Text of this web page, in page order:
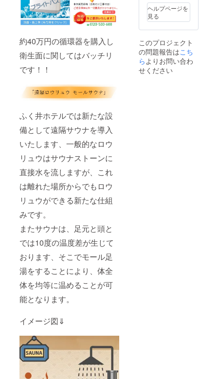
約40万円の循環器を購入し
衛生面に関してはバッチリ
です！！
ふく井ホテルでは新たな設
備として遠隔サウナを導入
いたします、一般的なロウ
リュウはサウナストーンに
直接水を流しますが、これ
は離れた場所からでもロウ
リュウができる新たな仕組
みです。
またサウナは、足元と頭と
では10度の温度差が生じて
おります、そこでモール足
湯をすることにより、体全
体を均等に温めることが可
能となります。
イメージ図⇓
の旨味
と、新
鮮な地
元野菜
極の
ハーモ
ニーを
お楽し
日にち
や条件
につき
まして
し、ご
都合の
良い日
に設置
ドル
フ」の
施設内
にある
冷燻工
房」で
作られ
てお
り、北
7,500円
分に相
当（入
浴料
×5回分)
■日帰り
入浴券
使用方
法 入浴
ヘルプページを
見る
このプロジェクト
の問題報告はこち
らよりお問い合わ
せください